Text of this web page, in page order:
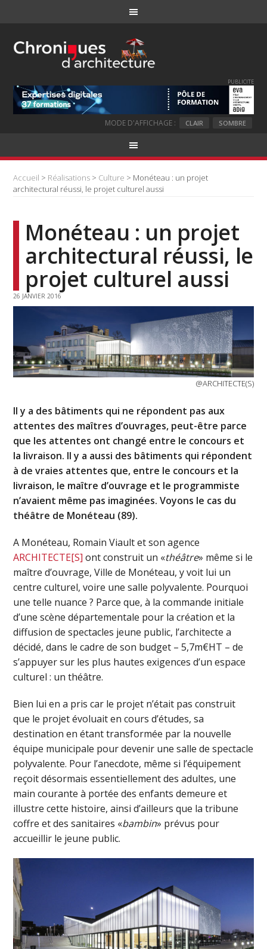
PUBLICITE
MODE D'AFFICHAGE : CLAIR SOMBRE
Accueil > Réalisations > Culture > Monéteau : un projet
architectural réussi, le projet culturel aussi
Monéteau : un projet
architectural réussi, le
projet culturel aussi
26 JANVIER 2016
@ARCHITECTE(S)
Il y a des bâtiments qui ne répondent pas aux
attentes des maîtres d’ouvrages, peut-être parce
que les attentes ont changé entre le concours et
la livraison. Il y a aussi des bâtiments qui répondent
à de vraies attentes que, entre le concours et la
livraison, le maître d’ouvrage et le programmiste
n’avaient même pas imaginées. Voyons le cas du
théâtre de Monéteau (89).
A Monéteau, Romain Viault et son agence
ARCHITECTE[S] ont construit un «théâtre» même si le
maître d’ouvrage, Ville de Monéteau, y voit lui un
centre culturel, voire une salle polyvalente. Pourquoi
une telle nuance ? Parce que, à la commande initiale
d’une scène départementale pour la création et la
diffusion de spectacles jeune public, l’architecte a
décidé, dans le cadre de son budget – 5,7m€HT – de
s’appuyer sur les plus hautes exigences d’un espace
culturel : un théâtre.
Bien lui en a pris car le projet n’était pas construit
que le projet évoluait en cours d’études, sa
destination en étant transformée par la nouvelle
équipe municipale pour devenir une salle de spectacle
polyvalente. Pour l’anecdote, même si l’équipement
reçoit désormais essentiellement des adultes, une
main courante à portée des enfants demeure et
illustre cette histoire, ainsi d’ailleurs que la tribune
coffre et des sanitaires «bambin» prévus pour
accueillir le jeune public.